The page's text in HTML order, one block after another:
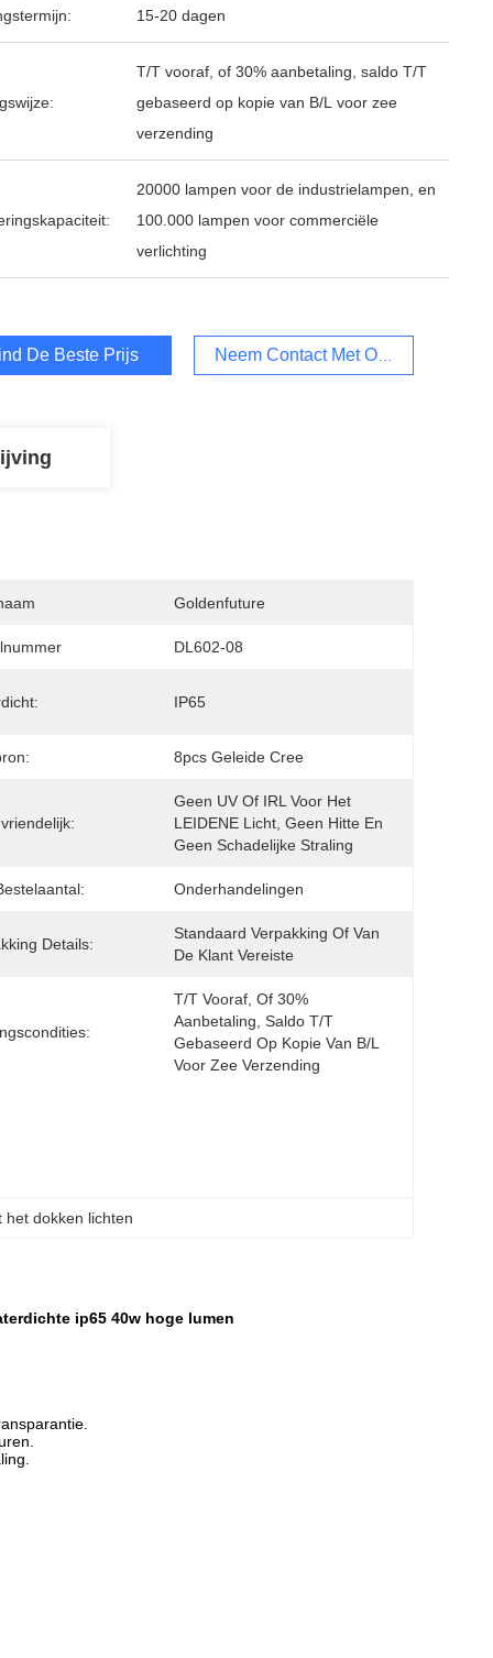
15-20 dagen
T/T vooraf, of 30% aanbetaling, saldo T/T
gebaseerd op kopie van B/L voor zee
verzending
20000 lampen voor de industrielampen, en
100.000 lampen voor commerciële
verlichting
De Beste Prijs Neem Contact Met Ons Op
Goldenfuture
DL602-08
IP65
8pcs Geleide Cree
Geen UV Of IRL Voor Het
LEIDENE Licht, Geen Hitte En
Geen Schadelijke Straling
Onderhandelingen
Details:
Standaard Verpakking Of Van
De Klant Vereiste
T/T Vooraf, Of 30%
Aanbetaling, Saldo T/T
Gebaseerd Op Kopie Van B/L
Voor Zee Verzending
het dokken lichten
ip65 40w hoge lumen